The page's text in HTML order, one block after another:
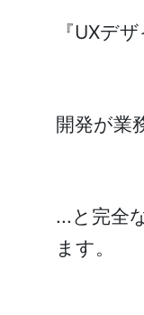
『UXデ
開発が業
...と完全
ます。